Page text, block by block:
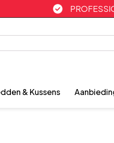
& Kussens